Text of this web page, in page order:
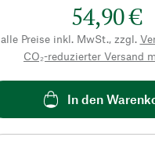
54,90 €
alle Preise inkl. MwSt., zzgl.
CO₂-reduzierter Versand
In den